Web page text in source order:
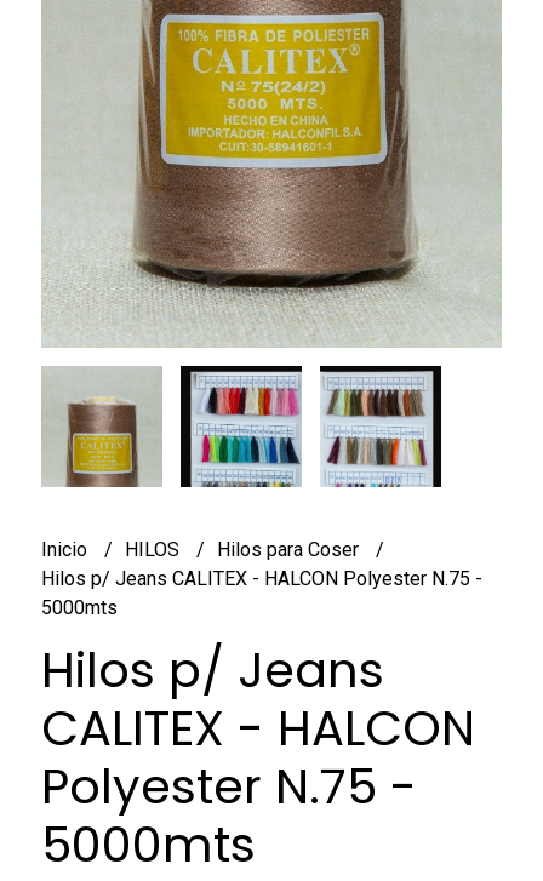
Inicio HILOS
Hilos para Coser
Hilos p/ Jeans CALITEX - HALCON Polyester N.75 -
5000mts
Hilos p/ Jeans
CALITEX - HALCON
Polyester N.75 -
5000mts